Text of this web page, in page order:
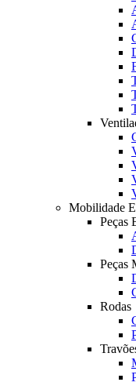
Mobilidade
Peças
Peças
Rodas